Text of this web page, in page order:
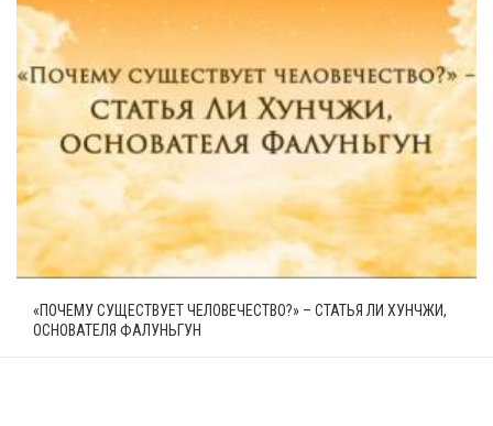
«ПОЧЕМУ СУЩЕСТВУЕТ ЧЕЛОВЕЧЕСТВО?» – СТАТЬЯ ЛИ ХУНЧЖИ,
ОСНОВАТЕЛЯ ФАЛУНЬГУН